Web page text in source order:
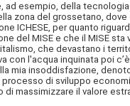
ad esempio, della
zona del grossetano,
ICHESE, per quanto
del MISE e che il MISE
che devastano i
con l'acqua inquinata poi
mia insoddisfazione,
processo di sviluppo
massimizzare il valore